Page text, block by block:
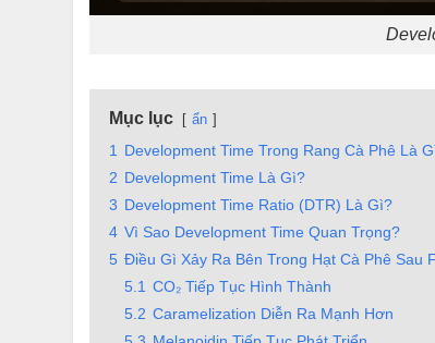
Mục lục ẩn
1
Development Time Trong Rang Cà Phê Là
2 Development Time Là Gì?
3 Development Time Ratio (DTR) Là Gì?
4 Vì Sao Development Time Quan Trọng?
5 Điều Gì Xảy Ra Bên Trong Hạt Cà Phê Sau
5.1 CO₂ Tiếp Tục Hình Thành
5.2 Caramelization Diễn Ra Mạnh Hơn